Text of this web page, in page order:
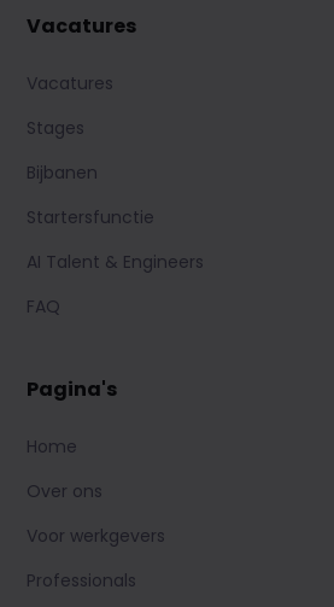
Vacatures
Vacatures
Stages
Bijbanen
Startersfunctie
AI Talent & Engineers
FAQ
Pagina's
Home
Over ons
Voor werkgevers
Professionals